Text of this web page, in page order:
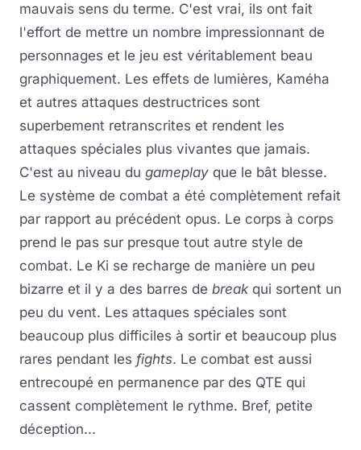
mauvais sens du terme. C'est vrai, ils ont fait
l'effort de mettre un nombre impressionnant de
personnages et le jeu est véritablement beau
graphiquement. Les effets de lumières, Kaméha
et autres attaques destructrices sont
superbement retranscrites et rendent les
attaques spéciales plus vivantes que jamais.
C'est au niveau du gameplay que le bât blesse.
Le système de combat a été complètement refait
par rapport au précédent opus. Le corps à corps
prend le pas sur presque tout autre style de
combat. Le Ki se recharge de manière un peu
bizarre et il y a des barres de break qui sortent un
peu du vent. Les attaques spéciales sont
beaucoup plus difficiles à sortir et beaucoup plus
rares pendant les fights. Le combat est aussi
entrecoupé en permanence par des QTE qui
cassent complètement le rythme. Bref, petite
déception...